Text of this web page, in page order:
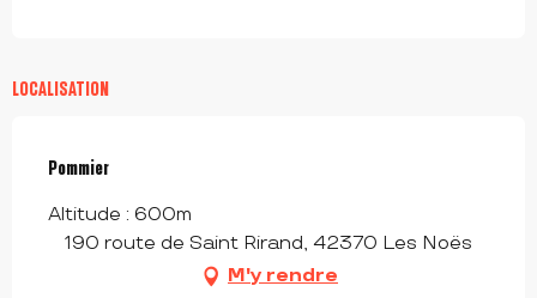
LOCALISATION
Pommier
Altitude : 600m
190 route de Saint Rirand, 42370 Les Noës
M'y rendre